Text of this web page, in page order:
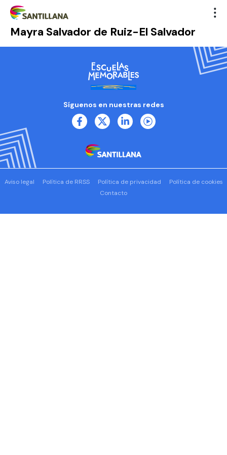
Mayra Salvador de Ruiz-El Salvador
Síguenos en nuestras redes
Aviso legal Política de RRSS Política de privacidad
Política de cookies
Contacto